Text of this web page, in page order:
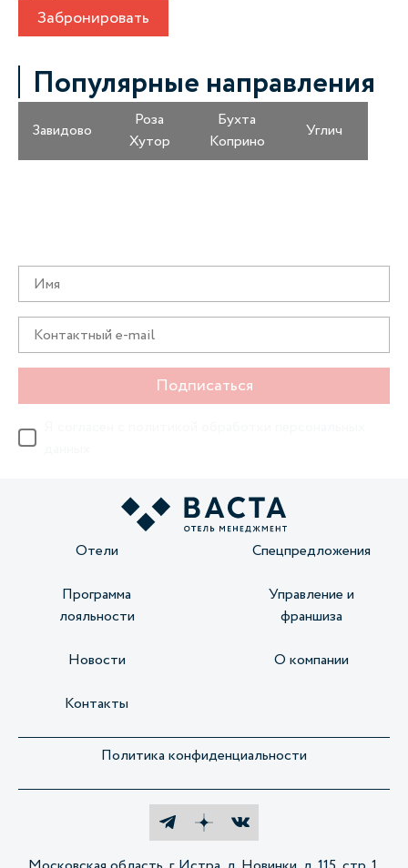
Забронировать
Популярные направления
Завидово
Роза
Хутор
Бухта
Коприно
Углич
Подписаться
Отели Спецпредложения
Программа
лояльности
Управление и
франшиза
Новости О компании
Контакты
Политика конфиденциальности